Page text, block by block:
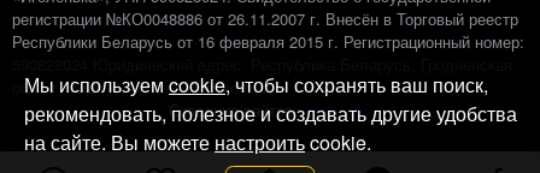
регистрации №КО0048886 от 26.11.2007 г. Внесён в Торговый реестр
Республики Беларусь от 16 февраля 2015 г. Регистрационный номер:
обл., г. Лида, 1-ый пер. Невского, 2
Создание сайтов:it-team.by
Мы используем cookie, чтобы сохранять ваш поиск,
рекомендовать, полезное и создавать другие удобства
на сайте. Вы можете настроитьcookie.